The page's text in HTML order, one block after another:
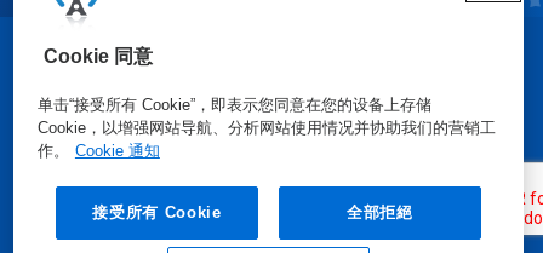
Cookie 同意
单击“接受所有 Cookie”，即表示您同意在您的设备上存储
Cookie，以增强网站导航、分析网站使用情况并协助我们的营销工
作。
Cookie 通知
接受所有 Cookie 全部拒絕
安全数据表 | 隐私政策|使用条款